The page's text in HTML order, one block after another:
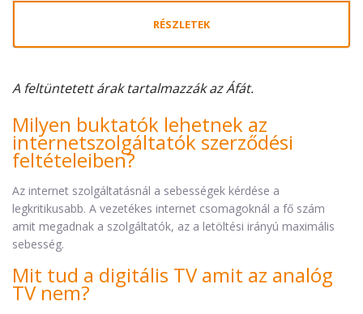
RÉSZLETEK
A feltüntetett árak tartalmazzák az Áfát.
Milyen buktatók lehetnek az
internetszolgáltatók szerződési
feltételeiben?
Az internet szolgáltatásnál a sebességek kérdése a
legkritikusabb. A vezetékes internet csomagoknál a fő szám
amit megadnak a szolgáltatók, az a letöltési irányú maximális
sebesség.
Mit tud a digitális TV amit az analóg
TV nem?